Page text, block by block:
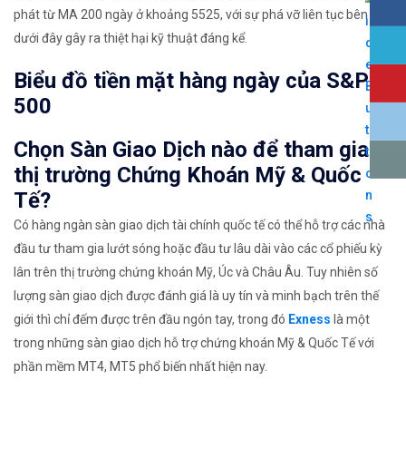
phát từ MA 200 ngày ở khoảng 5525, với sự phá vỡ liên tục bên
dưới đây gây ra thiệt hại kỹ thuật đáng kể.
Biểu đồ tiền mặt hàng ngày của S&P
500
Chọn Sàn Giao Dịch nào để tham gia
thị trường Chứng Khoán Mỹ & Quốc
Tế?
Có hàng ngàn sàn giao dịch tài chính quốc tế có thể hỗ trợ các nhà
đầu tư tham gia lướt sóng hoặc đầu tư lâu dài vào các cổ phiếu kỳ
lân trên thị trường chứng khoán Mỹ, Úc và Châu Âu. Tuy nhiên số
lượng sàn giao dịch được đánh giá là uy tín và minh bạch trên thế
giới thì chỉ đếm được trên đầu ngón tay, trong đó Exness là một
trong những sàn giao dịch hỗ trợ chứng khoán Mỹ & Quốc Tế với
phần mềm MT4, MT5 phổ biến nhất hiện nay.